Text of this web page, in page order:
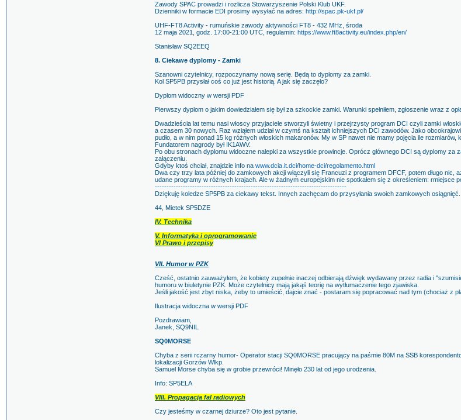
Zawody SPAC prowadzi i rozlicza Stowarzyszenie Polski Klub UKF.
Dzienniki w formacie EDI prosimy wysyłać na adres: http://spac.pk-ukf.pl/
UHF-FT8 Activity - rumuńskie zawody aktywności FT8 - 432 MHz, środa
12 maja 2021, godz. 17:00-21:00 UTC, regulamin: https://www.ft8activity.eu/index.php/en/
Stanisław SQ2EEQ
8. Ciekawe dyplomy - Zamki
Szanowni czytelnicy, rozpoczynamy nową serię. Będą to dyplomy za zamki.
Kol SP5PB przysłał coś co już jest historią. A jak się zaczęło?
Dyplom widoczny w wersji PDF
Pierwszy dyplom o jakim dowiedziałem się był za szkockie zamki. Warunki spełniłem, zgłoszenie wraz z
Dwadzieścia lat temu nasi włoscy przyjaciele stworzyli świetny i przejrzysty program DCI czyli zamki
a czasem 30 nowych. Raz wziąłem udział w czymś na kształt ichniejszych DCI zawodów. Jako
pudło, a w nim ponad 15 kg różnych włoskich makaronów. My w SP nawet nie mamy pojęcia ile
Fundatorem nagrody był IK1AWV.
Po obu stronach dyplomu widoczne nalepki za wszystkie prowincje. Oprócz głównego DCI są dyplomy za
załączeniu.
Gdyby ktoś chciał, znajdzie info na www.dcia.it.dci/home-dci/regolamento.html
Dwa czy trzy lata później do zamkowych akcji włączyli się Francuzi z programem DFCF, potem długo nic,
udane programy w różnych krajach. Ale w żadnym europejskim nie spotkałem się z określeniem: rmiejsce
----------------------------------------------------------------------------------
Dziękuję koledze SP5PB za ciekawy tekst. Innych zachęcam do przysyłania swoich zamkowych osiągnięć.
44, Mietek SP5DZE
IV. Technika
V. Informatyka i oprogramowanie
VI Prawo i przepisy
VII. Humor w PZK
Cześć, ostatnio zauważyłem, że kobiety zupełnie inaczej odbierają dźwięk wydawany przez radia i
humoru w biuletynie PZK. Może czytelnicy mają jakąś teorię na wytłumaczenie tego zjawiska.
Jeśli jakość jest zbyt niska, żeby to umieścić, dajcie znać - postaram się popracować nad tym (chociaż z
Ilustracja widoczna w wersji PDF
Pozdrawiam,
Janek, SQ9NIL
SQ0MORSE
Chyba z serii rczarny humor- Operator stacji SQ0MORSE pracujący na paśmie 80M na SSB
lokalizacji Gorzów Wlkp.
Samuel Morse chyba się w grobie przewróci! Minęło 230 lat od jego urodzenia.
Info: SP5ELA
VIII. Propagacja fal radiowych
Czy jesteśmy w czarnej dziurze? Oto jest pytanie.